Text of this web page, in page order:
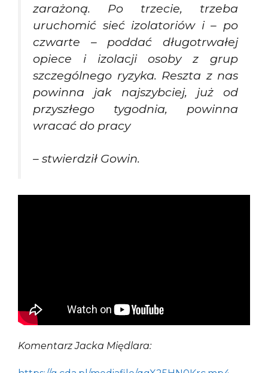
zarażoną. Po trzecie, trzeba
uruchomić sieć izolatoriów i – po
czwarte – poddać długotrwałej
opiece i izolacji osoby z grup
szczególnego ryzyka. Reszta z nas
powinna jak najszybciej, już od
przyszłego tygodnia, powinna
wracać do pracy
– stwierdził Gowin.
Komentarz Jacka Międlara: